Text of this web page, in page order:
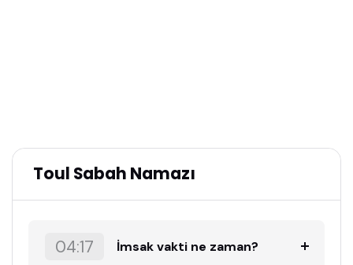
Toul Sabah Namazı
04:17 İmsak vakti ne zaman?